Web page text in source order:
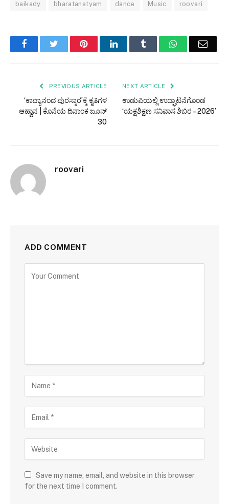
baikady bharatanatyam dance Music roovari
FacebookTwitter PinterestLinkedInTumblr WhatsAppEmail
PREVIOUS ARTICLE
‘ಕಾವ್ಯಾನಂದ ಪುರಸ್ಕಾರ’ಕ್ಕೆ ಕೃತಿಗಳ
ಆಹ್ವಾನ | ಕೊನೆಯ ದಿನಾಂಕ ಜೂನ್
30
NEXT ARTICLE
ಉಡುಪಿಯಲ್ಲಿ ಉದ್ಘಾಟನೆಗೊಂಡ
‘ಯಕ್ಷಶಿಕ್ಷಣ ಸನಿವಾಸ ಶಿಬಿರ – 2026’
roovari
ADD COMMENT
Save my name, email, and website in this browser
for the next time I comment.